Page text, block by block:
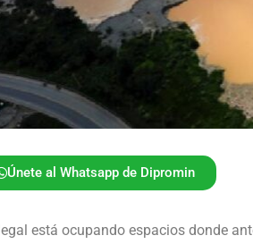
Únete al Whatsapp de Dipromin
está ocupando espacios donde